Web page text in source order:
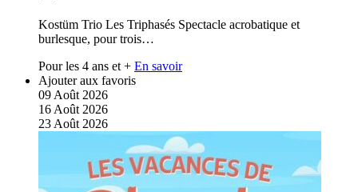
Kostüm Trio Les Triphasés Spectacle acrobatique et
burlesque, pour trois…
Pour les 4 ans et + En savoir
Ajouter aux favoris
09 Août 2026
16 Août 2026
23 Août 2026